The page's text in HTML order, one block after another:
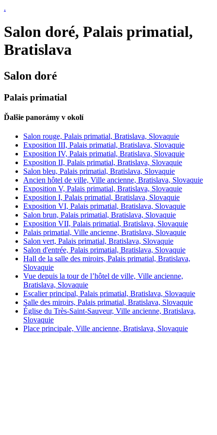
.
Salon doré, Palais primatial,
Bratislava
Salon doré
Palais primatial
Ďalšie panorámy v okolí
Salon rouge, Palais primatial, Bratislava, Slovaquie
Exposition III, Palais primatial, Bratislava, Slovaquie
Exposition IV, Palais primatial, Bratislava, Slovaquie
Exposition II, Palais primatial, Bratislava, Slovaquie
Salon bleu, Palais primatial, Bratislava, Slovaquie
Ancien hôtel de ville, Ville ancienne, Bratislava, Slovaquie
Exposition V, Palais primatial, Bratislava, Slovaquie
Exposition I, Palais primatial, Bratislava, Slovaquie
Exposition VI, Palais primatial, Bratislava, Slovaquie
Salon brun, Palais primatial, Bratislava, Slovaquie
Exposition VII, Palais primatial, Bratislava, Slovaquie
Palais primatial, Ville ancienne, Bratislava, Slovaquie
Salon vert, Palais primatial, Bratislava, Slovaquie
Salon d'entrée, Palais primatial, Bratislava, Slovaquie
Hall de la salle des miroirs, Palais primatial, Bratislava,
Slovaquie
Vue depuis la tour de l’hôtel de ville, Ville ancienne,
Bratislava, Slovaquie
Escalier principal, Palais primatial, Bratislava, Slovaquie
Salle des miroirs, Palais primatial, Bratislava, Slovaquie
Église du Très-Saint-Sauveur, Ville ancienne, Bratislava,
Slovaquie
Place principale, Ville ancienne, Bratislava, Slovaquie